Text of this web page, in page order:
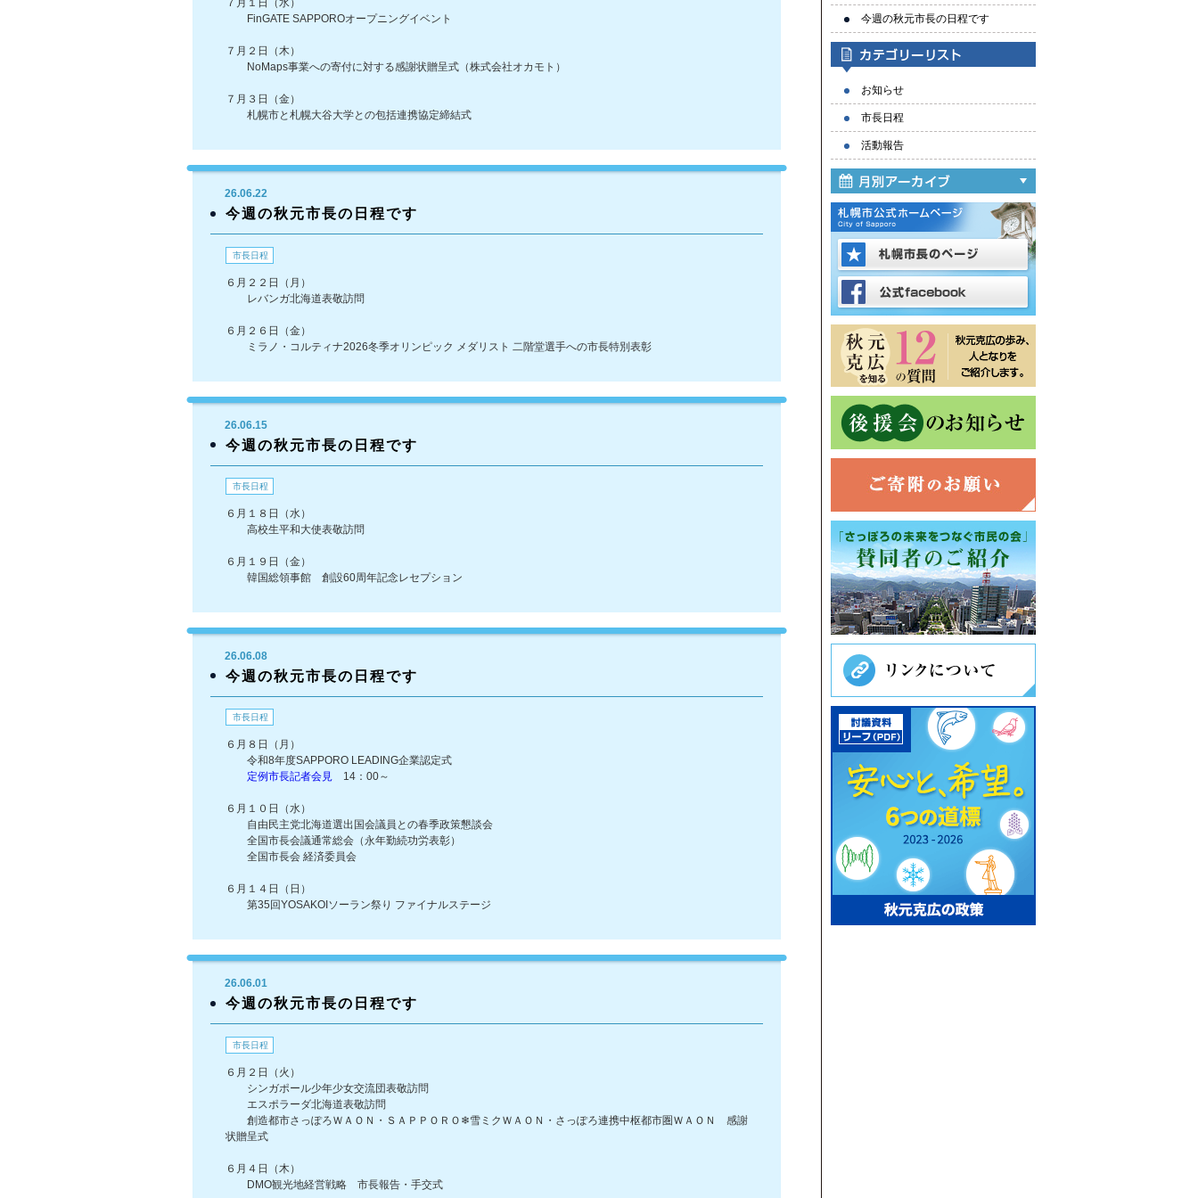
７月１日（水）
FinGATE SAPPOROオープニングイベント
７月２日（木）
NoMaps事業への寄付に対する感謝状贈呈式（株式会社オカモト）
７月３日（金）
札幌市と札幌大谷大学との包括連携協定締結式
26.06.22
今週の秋元市長の日程です
市長日程
６月２２日（月）
レバンガ北海道表敬訪問
６月２６日（金）
ミラノ・コルティナ2026冬季オリンピック メダリスト 二階堂選手への市長特別表彰
26.06.15
今週の秋元市長の日程です
市長日程
６月１８日（水）
高校生平和大使表敬訪問
６月１９日（金）
韓国総領事館 創設60周年記念レセプション
26.06.08
今週の秋元市長の日程です
市長日程
６月８日（月）
令和8年度SAPPORO LEADING企業認定式
定例市長記者会見 14：00～
６月１０日（水）
自由民主党北海道選出国会議員との春季政策懇談会
全国市長会議通常総会（永年勤続功労表彰）
全国市長会 経済委員会
６月１４日（日）
第35回YOSAKOIソーラン祭り ファイナルステージ
26.06.01
今週の秋元市長の日程です
市長日程
６月２日（火）
シンガポール少年少女交流団表敬訪問
エスポラーダ北海道表敬訪問
創造都市さっぽろＷＡＯＮ・ＳＡＰＰＯＲＯ❄雪ミクＷＡＯＮ・さっぽろ連携中枢都市圏ＷＡＯＮ 感謝
状贈呈式
６月４日（木）
DMO観光地経営戦略 市長報告・手交式
今週の秋元市長の日程です
お知らせ
市長日程
活動報告